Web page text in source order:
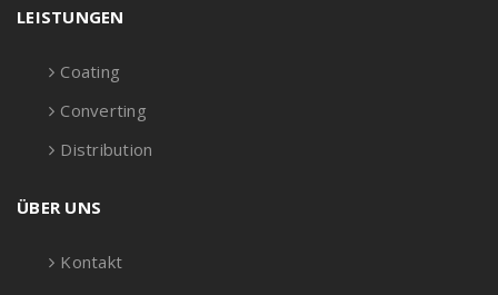
LEISTUNGEN
Coating
Converting
Distribution
ÜBER UNS
Kontakt